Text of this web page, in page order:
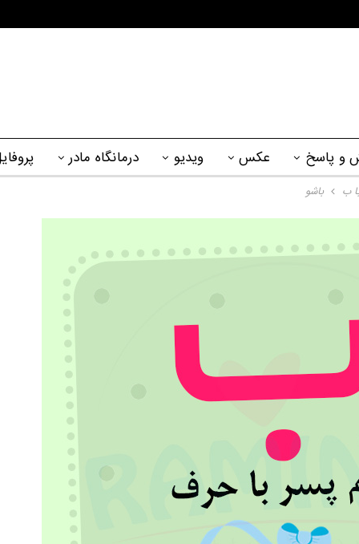
و پاسخ عکس ویدیو درمانگاه مادر
ب باشو